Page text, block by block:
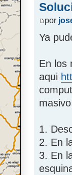
por
Ya
En los
aqui
1.
2. En
3. En